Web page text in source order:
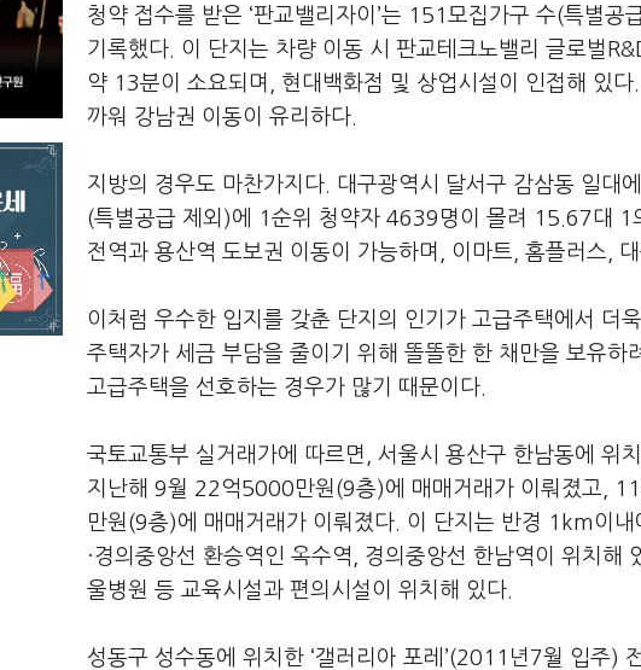
청약 접수를 받은 ‘판교밸리자이’는 151모집가구 수(특별
기록했다. 이 단지는 차량 이동 시 판교테크노밸리 글로벌
약 13분이 소요되며, 현대백화점 및 상업시설이 인접해 있
까워 강남권 이동이 유리하다.
지방의 경우도 마찬가지다. 대구광역시 달서구 감삼동 일대
(특별공급 제외)에 1순위 청약자 4639명이 몰려 15.67대 1
전역과 용산역 도보권 이동이 가능하며, 이마트, 홈플러스,
이처럼 우수한 입지를 갖춘 단지의 인기가 고급주택에서 더
주택자가 세금 부담을 줄이기 위해 똘똘한 한 채만을 보유
고급주택을 선호하는 경우가 많기 때문이다.
국토교통부 실거래가에 따르면, 서울시 용산구 한남동에 위
지난해 9월 22억5000만원(9층)에 매매거래가 이뤄졌고,
만원(9층)에 매매거래가 이뤄졌다. 이 단지는 반경 1km이
·경의중앙선 환승역인 옥수역, 경의중앙선 한남역이 위치해
울병원 등 교육시설과 편의시설이 위치해 있다.
성동구 성수동에 위치한 ‘갤러리아 포레’(2011년7월 입주